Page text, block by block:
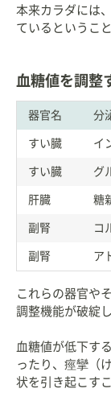
本来カラダには
ているというこ
血糖値を調整
器官名 分
すい臓 イ
すい臓 グ
肝臓 糖
副腎 コ
副腎 ア
これらの器官や
調整機能が破綻
血糖値が低下す
ったり、痙攣（
状を引き起こす